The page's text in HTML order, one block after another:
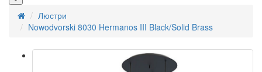
Люстри
Nowodvorski 8030 Hermanos III Black/Solid Brass